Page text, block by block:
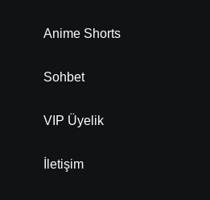
Anime Shorts
Sohbet
VIP Üyelik
İletişim